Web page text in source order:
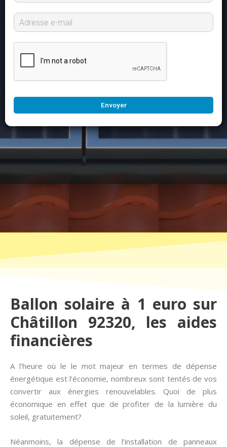
Envoyer
Ballon solaire à 1 euro sur
Châtillon 92320, les aides
financières
A l’heure où le le mot majeur en termes de dépense
énergétique est l’économie, nombreux sont tentés de vos
convertir aux énergies renouvelables. Quoi de plus
économique en effet que de profiter de la lumière du
soleil, gratuitement?
Néanmoins, la dépense de l’installation de panneaux